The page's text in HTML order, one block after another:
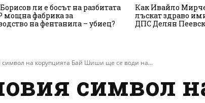
ли е босът на разбитата
мощна фабрика за
на фентанила – убиец?
Как Ивайло
лъскат здраво
ДПС Делян
символ на корупцията Бай Шиши ще се води на...
символ